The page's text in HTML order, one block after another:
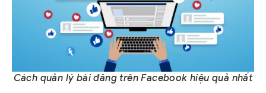
Cách quản lý bài đăng trên Facebook hiệu quả nhất